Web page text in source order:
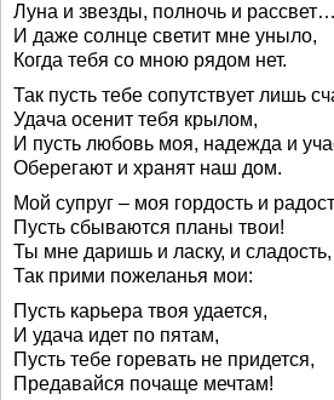
Луна и звезды, полночь и рассвет…
И даже солнце светит мне уныло,
Когда тебя со мною рядом нет.
Так пусть тебе сопутствует лишь
Удача осенит тебя крылом,
И пусть любовь моя, надежда и
Оберегают и хранят наш дом.
Мой супруг – моя гордость и
Пусть сбываются планы твои!
Ты мне даришь и ласку, и сладость,
Так прими пожеланья мои:
Пусть карьера твоя удается,
И удача идет по пятам,
Пусть тебе горевать не придется,
Предавайся почаще мечтам!